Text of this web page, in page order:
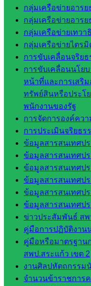
กลุ่มเครือข่ายอาร
กลุ่มเครือข่ายอาร
กลุ่มเครือข่ายเทวา
กลุ่มเครือข่ายไตรมิ
การขับเคลื่อนจริยธ
การขับเคลื่อนนโยบ
หน้าที่และการเสริ
ทรัพย์สินหรือประโ
พนักงานของรัฐ
การจัดการองค์ควา
การประเมินจริยธร
ข้อมูลสารสนเทศปร
ข้อมูลสารสนเทศป
ข้อมูลสารสนเทศป
ข้อมูลสารสนเทศป
ข้อมูลสารสนเทศป
ข้อมูลสารสนเทศป
ข่าวประสัมพันธ์ สพ
คู่มือการปฏิบัติงาน
คู่มือหรือมาตรฐาน
สพป.สระแก้ว เขต 2
งานศิลปหัตถกรรม
จำนวนข้าราชการ
กลุ่
มอำนวย
การ
กลุ่ม
บริหาร
งานงาน
เงินและ
สินทรัพย์
กลุ่มน
โยบาย
และแผน
กลุ่มส่ง
เสริมการ
จัดการ
ศึกษา
กลุ่ม
บริหาร
งาน
บุคคล
กลุ่ม
พัฒนาครู
และบุ
คลากรฯ